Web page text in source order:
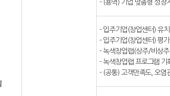
- (용역) 기업 맞춤형 성장
- 입주기업(창업센터) 유
- 입주기업(창업센터) 평
- 녹색창업랩(상주/비상
- 녹색창업랩 프로그램 기
- (공통) 고객만족도, 오염